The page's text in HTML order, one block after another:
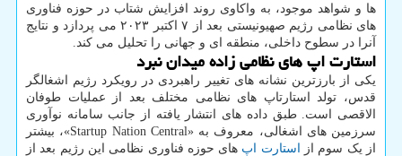
ها و شواهد موجود، به واکاوی روند افزایش شتاب در حوزه فناوری
های نظامی رژیم صهیونیستی بعد از ۷ اکتبر ۲۰۲۳ می پردازد و نتایج
آنرا در سطوح داخلی، منطقه ای و جهانی را تحلیل می کند.
استارت اپ های نظامی زاده میدان نبرد
یکی از بارزترین نشانه های تغییر راهبردی در رویکرد رژیم اشغالگر
قدس، تولد استارتاپ های نظامی مختلف بعد از عملیات طوفان
الاقصی است. طبق داده های انتشار یافته از جانب سامانه نوآوری
سرزمین های اشغالی، معروف به «Startup Nation Central»، بیشتر
از یک سوم از استارت اپ های حوزه فناوری نظامی این رژیم بعد از